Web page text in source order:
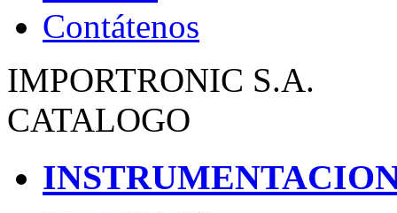
Contátenos
IMPORTRONIC S.A.
CATALOGO